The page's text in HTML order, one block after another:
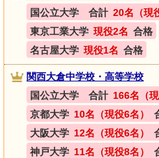
国公立大学 合計 20名（現
東京工業大学 現役2名 合格
名古屋大学 現役1名 合格
関西大倉中学校・高等学校
国公立大学 合計 166名（
京都大学 10名（現役6名）
大阪大学 12名（現役6名）
神戸大学 11名（現役8名）